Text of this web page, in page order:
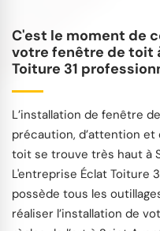
C'est le moment de
votre fenêtre de toit
Toiture 31
L’installation de fenêtre
précaution, d’attention
toit se trouve très haut à
L'entreprise Éclat Toiture
possède tous les
réaliser l’installation de